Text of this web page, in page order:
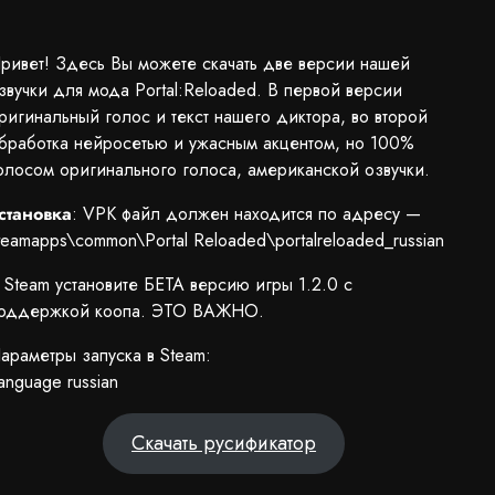
Здесь Вы можете скачать две версии нашей
для мода Portal:Reloaded. В первой версии
голос и текст нашего диктора, во второй
нейросетью и ужасным акцентом, но 100%
оригинального голоса, американской озвучки.
: VPK файл должен находится по адресу —
Reloaded\portalreloaded_russian
установите БЕТА версию игры 1.2.0 с
коопа. ЭТО ВАЖНО.
запуска в Steam:
russian
Скачать русификатор